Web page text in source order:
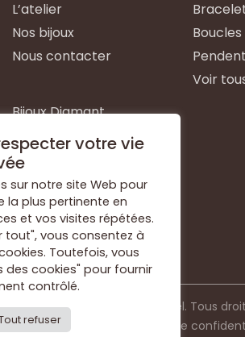
L’atelier
Nos bijoux
Nous contacter
Boucles
Voir
Bijoux Diamant
Bijoux Emeraude
Bijoux Or Blanc
Bijoux Or Jaune
Bijoux Argent
Voir tous les types de
bijoux
© 2021 Bijouterie Dorkel. Tous
Mentions légales
Politique de
votre vie
sur notre site Web pour
la plus pertinente en
et vos visites répétées.
tout", vous consentez à
Toutefois, vous
des cookies" pour fournir
contrôlé.
refuser